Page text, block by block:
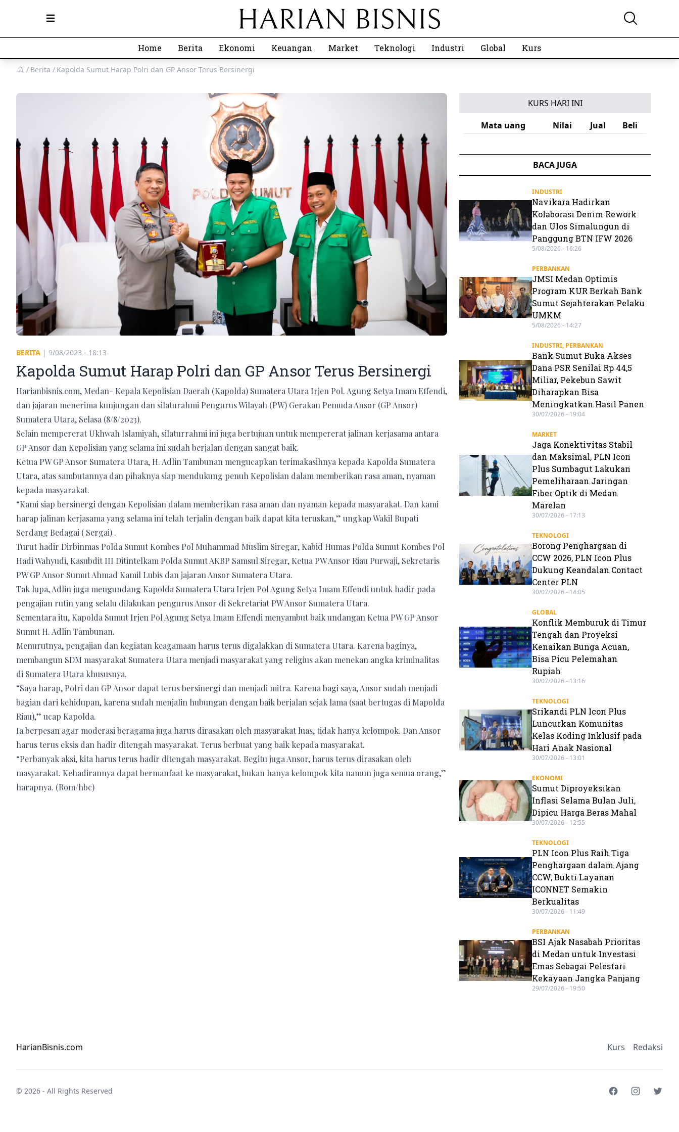
Open main menu
Home Berita Ekonomi Keuangan Market Teknologi Industri Global Kurs
Berita Kapolda Sumut Harap Polri dan GP Ansor Terus Bersinergi
BERITA | 9/08/2023 - 18:13
Kapolda Sumut Harap Polri dan GP Ansor Terus Bersinergi
Harianbisnis.com, Medan- Kepala Kepolisian Daerah (Kapolda) Sumatera Utara Irjen Pol. Agung Setya Imam Effendi,
dan jajaran menerima kunjungan dan silaturahmi Pengurus Wilayah (PW) Gerakan Pemuda Ansor (GP Ansor)
Sumatera Utara, Selasa (8/8/2023).
Selain mempererat Ukhwah Islamiyah, silaturrahmi ini juga bertujuan untuk mempererat jalinan kerjasama antara
GP Ansor dan Kepolisian yang selama ini sudah berjalan dengan sangat baik.
Ketua PW GP Ansor Sumatera Utara, H. Adlin Tambunan mengucapkan terimakasihnya kepada Kapolda Sumatera
Utara, atas sambutannya dan pihaknya siap mendukung penuh Kepolisian dalam memberikan rasa aman, nyaman
kepada masyarakat.
“Kami siap bersinergi dengan Kepolisian dalam memberikan rasa aman dan nyaman kepada masyarakat. Dan kami
harap jalinan kerjasama yang selama ini telah terjalin dengan baik dapat kita teruskan,” ungkap Wakil Bupati
Serdang Bedagai ( Sergai) .
Turut hadir Dirbinmas Polda Sumut Kombes Pol Muhammad Muslim Siregar, Kabid Humas Polda Sumut Kombes Pol
Hadi Wahyudi, Kasubdit III Ditintelkam Polda Sumut AKBP Samsul Siregar, Ketua PW Ansor Riau Purwaji, Sekretaris
PW GP Ansor Sumut Ahmad Kamil Lubis dan jajaran Ansor Sumatera Utara.
Tak lupa, Adlin juga mengundang Kapolda Sumatera Utara Irjen Pol Agung Setya Imam Effendi untuk hadir pada
pengajian rutin yang selalu dilakukan pengurus Ansor di Sekretariat PW Ansor Sumatera Utara.
Sementara itu, Kapolda Sumut Irjen Pol Agung Setya Imam Effendi menyambut baik undangan Ketua PW GP Ansor
Sumut H. Adlin Tambunan.
Menurutnya, pengajian dan kegiatan keagamaan harus terus digalakkan di Sumatera Utara. Karena baginya,
membangun SDM masyarakat Sumatera Utara menjadi masyarakat yang religius akan menekan angka kriminalitas
di Sumatera Utara khususnya.
“Saya harap, Polri dan GP Ansor dapat terus bersinergi dan menjadi mitra. Karena bagi saya, Ansor sudah menjadi
bagian dari kehidupan, karena sudah menjalin hubungan dengan baik berjalan sejak lama (saat bertugas di Mapolda
Riau),” ucap Kapolda.
Ia berpesan agar moderasi beragama juga harus dirasakan oleh masyarakat luas, tidak hanya kelompok. Dan Ansor
harus terus eksis dan hadir ditengah masyarakat. Terus berbuat yang baik kepada masyarakat.
“Perbanyak aksi, kita harus terus hadir ditengah masyarakat. Begitu juga Ansor, harus terus dirasakan oleh
masyarakat. Kehadirannya dapat bermanfaat ke masyarakat, bukan hanya kelompok kita namun juga semua orang,”
harapnya. (Rom/hbc)
KURS HARI INI
Mata uang
Nilai Jual Beli
BACA JUGA
INDUSTRI
Navikara Hadirkan
Kolaborasi Denim Rework
dan Ulos Simalungun di
Panggung BTN IFW 2026
5/08/2026 - 16:26
PERBANKAN
JMSI Medan Optimis
Program KUR Berkah Bank
Sumut Sejahterakan Pelaku
UMKM
5/08/2026 - 14:27
INDUSTRI, PERBANKAN
Bank Sumut Buka Akses
Dana PSR Senilai Rp 44,5
Miliar, Pekebun Sawit
Diharapkan Bisa
Meningkatkan Hasil Panen
30/07/2026 - 19:04
MARKET
Jaga Konektivitas Stabil
dan Maksimal, PLN Icon
Plus Sumbagut Lakukan
Pemeliharaan Jaringan
Fiber Optik di Medan
Marelan
30/07/2026 - 17:13
TEKNOLOGI
Borong Penghargaan di
CCW 2026, PLN Icon Plus
Dukung Keandalan Contact
Center PLN
30/07/2026 - 14:05
GLOBAL
Konflik Memburuk di Timur
Tengah dan Proyeksi
Kenaikan Bunga Acuan,
Bisa Picu Pelemahan
Rupiah
30/07/2026 - 13:16
TEKNOLOGI
Srikandi PLN Icon Plus
Luncurkan Komunitas
Kelas Koding Inklusif pada
Hari Anak Nasional
30/07/2026 - 13:01
EKONOMI
Sumut Diproyeksikan
Inflasi Selama Bulan Juli,
Dipicu Harga Beras Mahal
30/07/2026 - 12:55
TEKNOLOGI
PLN Icon Plus Raih Tiga
Penghargaan dalam Ajang
CCW, Bukti Layanan
ICONNET Semakin
Berkualitas
30/07/2026 - 11:49
PERBANKAN
BSI Ajak Nasabah Prioritas
di Medan untuk Investasi
Emas Sebagai Pelestari
Kekayaan Jangka Panjang
29/07/2026 - 19:50
HarianBisnis.com Kurs Redaksi
© 2026 - All Rights Reserved